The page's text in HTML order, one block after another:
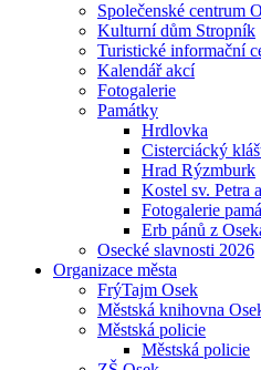
Společenské centrum
Kulturní dům Stropník
Turistické informační
Kalendář akcí
Fotogalerie
Památky
Hrdlovka
Cisterciácký
Hrad Rýzmburk
Kostel sv. Petra
Fotogalerie
Erb pánů z
Osecké slavnosti 2026
Organizace města
FrýTajm Osek
Městská knihovna
Městská policie
Městská policie